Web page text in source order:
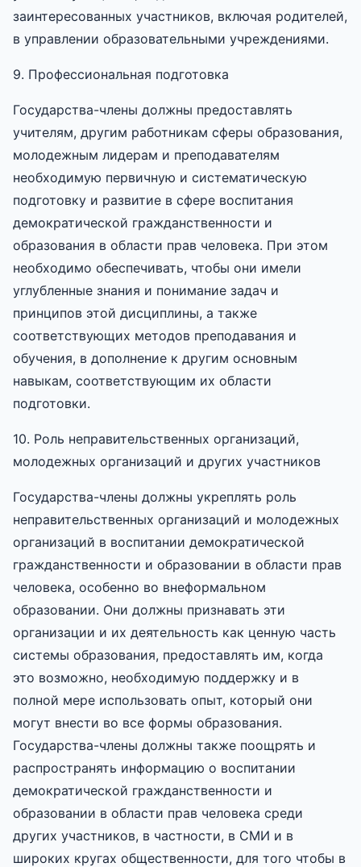
заинтересованных участников, включая родителей,
в управлении образовательными учреждениями.
9. Профессиональная подготовка
Государства-члены должны предоставлять
учителям, другим работникам сферы образования,
молодежным лидерам и преподавателям
необходимую первичную и систематическую
подготовку и развитие в сфере воспитания
демократической гражданственности и
образования в области прав человека. При этом
необходимо обеспечивать, чтобы они имели
углубленные знания и понимание задач и
принципов этой дисциплины, а также
соответствующих методов преподавания и
обучения, в дополнение к другим основным
навыкам, соответствующим их области
подготовки.
10. Роль неправительственных организаций,
молодежных организаций и других участников
Государства-члены должны укреплять роль
неправительственных организаций и молодежных
организаций в воспитании демократической
гражданственности и образовании в области прав
человека, особенно во внеформальном
образовании. Они должны признавать эти
организации и их деятельность как ценную часть
системы образования, предоставлять им, когда
это возможно, необходимую поддержку и в
полной мере использовать опыт, который они
могут внести во все формы образования.
Государства-члены должны также поощрять и
распространять информацию о воспитании
демократической гражданственности и
образовании в области прав человека среди
других участников, в частности, в СМИ и в
широких кругах общественности, для того чтобы в